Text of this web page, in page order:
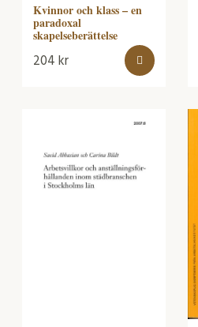
Kvinnor och klass – en
paradoxal
skapelseberättelse
204kr